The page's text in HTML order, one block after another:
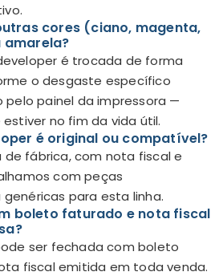
cores (ciano, magenta,
é trocada de forma
o desgaste específico
pelo painel da impressora —
no fim da vida útil.
é original ou compatível?
de fábrica, com nota fiscal e
com peças
para esta linha.
boleto faturado e nota fiscal
ser fechada com boleto
fiscal emitida em toda venda.